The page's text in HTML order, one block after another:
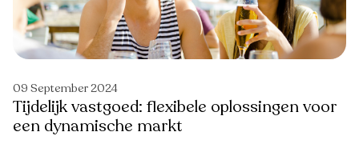
09 September 2024
Tijdelijk vastgoed: flexibele oplossingen voor
een dynamische markt